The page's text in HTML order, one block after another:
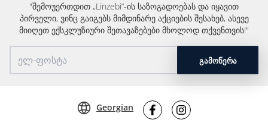
"შემოუერთდით „Linzebi“-ის საზოგადოებას და იყავით
პირველი, ვინც გაიგებს მიმდინარე აქციების შესახებ, ასევე
მიიღეთ ექსკლუზიური შეთავაზებები მხოლოდ თქვენთვის!"
ᲒᲐᲛᲝᲬᲔᲠᲐ
Georgian